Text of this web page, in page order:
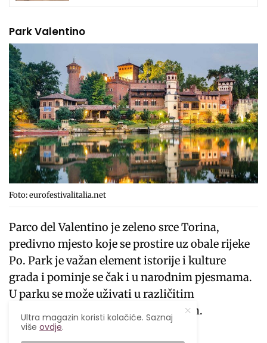
Park Valentino
Foto: eurofestivalitalia.net
Parco del Valentino je zeleno srce Torina,
predivno mjesto koje se prostire uz obale rijeke
Po. Park je važan element istorije i kulture
grada i pominje se čak i u narodnim pjesmama.
U parku se može uživati u različitim
sportovima, šetnji ili vožnji biciklom.
Nacionalni muzej filma
Ultra magazin koristi kolačiće. Saznaj
višeovdje.